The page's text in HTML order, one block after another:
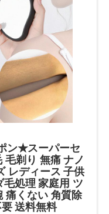
ン★スーパーセ
毛剃り 無痛 ナノ
レディース 子供
毛処理 家庭用 ツ
痛くない 角質除
送料無料